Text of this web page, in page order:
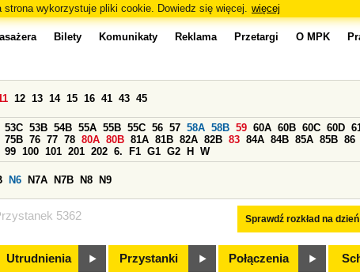
strona wykorzystuje pliki cookie. Dowiedz się więcej. więcej
5362
Bilety Komunikaty Reklama Przetargi O MPK
Sprawdź rozkład na
12 13 14 15 16 41 43 45
53C 53B 54B 55A 55B 55C 56 57 58A 58B 59 60A 60B 60C 60D
75B 76 77 78 80A 80B 81A 81B 82A 82B 83 84A 84B 85A 85B 86
99 100 101 201 202 6. F1 G1 G2 H W
N6 N7A N7B N8 N9
Utrudnienia Przystanki Połączenia